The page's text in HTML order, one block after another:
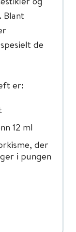
Blant
de
er:
12 ml
der
i pungen